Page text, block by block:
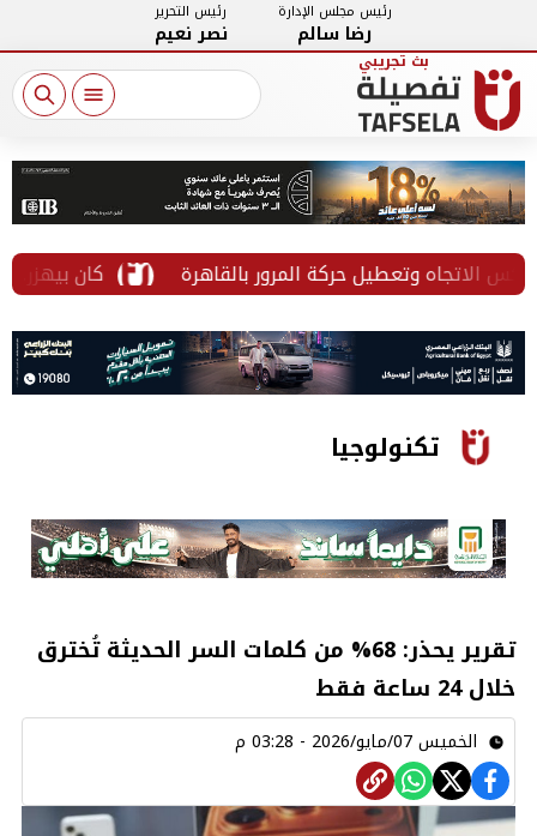
رئيس مجلس الإدارة
رضا سالم
رئيس التحرير
نصر نعيم
كان بيهزر.. عامل وتعطيل حركة المرور بالقاهرة
تكنولوجيا
تقرير يحذر: 68% من كلمات السر الحديثة تُخترق
خلال 24 ساعة فقط
الخميس 07/مايو/2026 - 03:28 م